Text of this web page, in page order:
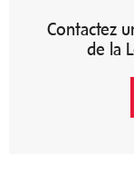
Contactez
de la